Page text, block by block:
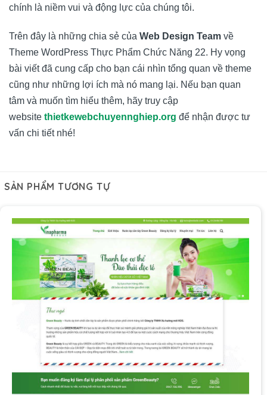
chính là niềm vui và động lực của chúng tôi.
Trên đây là những chia sẻ của Web Design Team về
Theme WordPress Thực Phẩm Chức Năng 22. Hy vọng
bài viết đã cung cấp cho bạn cái nhìn tổng quan về theme
cũng như những lợi ích mà nó mang lại. Nếu bạn quan
tâm và muốn tìm hiểu thêm, hãy truy cập
website thietkewebchuyennghiep.org để nhận được tư
vấn chi tiết nhé!
SẢN PHẨM TƯƠNG TỰ